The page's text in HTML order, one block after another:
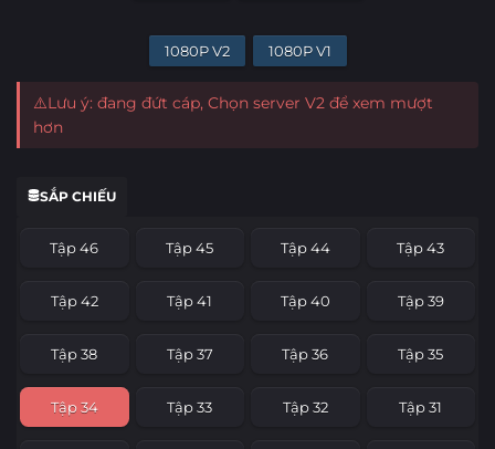
1080P V2 1080P V1
⚠️Lưu ý: đang đứt cáp, Chọn server V2 để xem mượt
hơn
SẮP CHIẾU
Tập 46 Tập 45 Tập 44 Tập 43
Tập 42 Tập 41 Tập 40 Tập 39
Tập 38 Tập 37 Tập 36 Tập 35
Tập 34 Tập 33 Tập 32 Tập 31